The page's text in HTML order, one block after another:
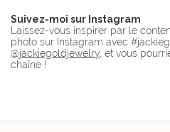
Suivez-moi sur Instagram
Laissez-vous inspirer par le
photo sur Instagram avec
@jackiegoldjewelry, et vous
chaîne !